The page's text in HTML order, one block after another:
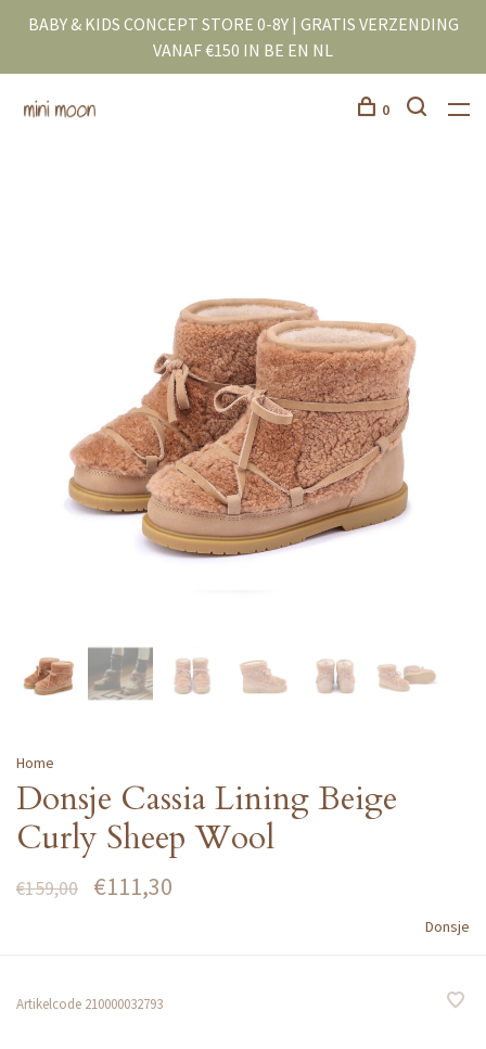
BABY & KIDS CONCEPT STORE 0-8Y | GRATIS VERZENDING
VANAF €150 IN BE EN NL
0
Home
Donsje Cassia Lining Beige
Curly Sheep Wool
€159,00 €111,30
Donsje
Artikelcode 210000032793